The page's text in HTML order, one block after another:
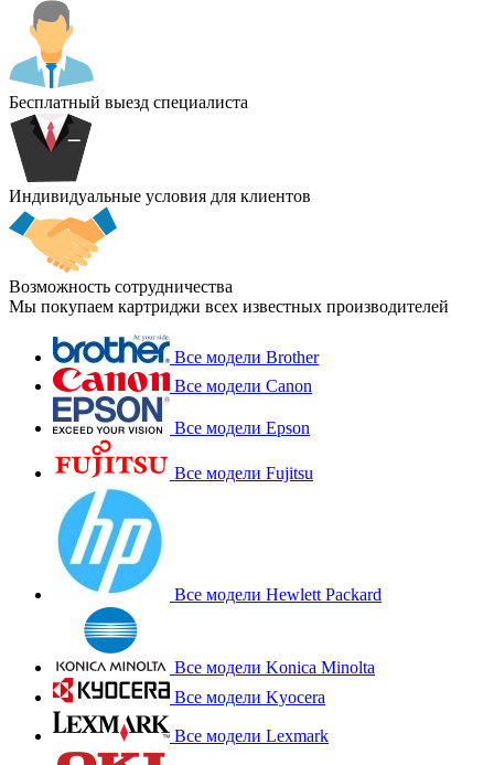
Бесплатный выезд специалиста
Индивидуальные условия для клиентов
Возможность сотрудничества
Мы покупаем картриджи всех известных производителей
Все модели Brother
Все модели Canon
Все модели Epson
Все модели Fujitsu
Все модели Hewlett Packard
Все модели Konica Minolta
Все модели Kyocera
Все модели Lexmark